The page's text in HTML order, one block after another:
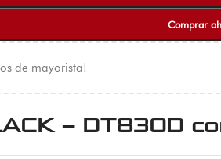
Comprar
de mayorista!
– DT830D